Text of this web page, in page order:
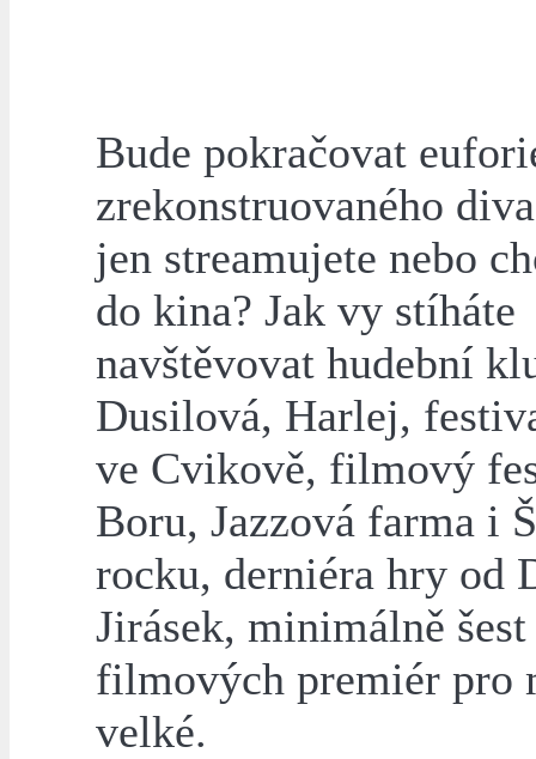
Bude pokračovat
zrekonstruovaného
jen streamujete nebo
do kina? Jak vy stíháte
navštěvovat hudební
Dusilová, Harlej,
ve Cvikově, filmový
Boru, Jazzová farma i
rocku, derniéra hry od
Jirásek, minimálně šest
filmových premiér pro
velké.